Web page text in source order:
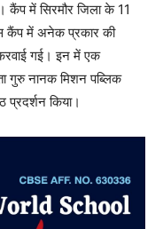
में सिरमौर जिला के 11
कैंप में अनेक प्रकार की
गई। इन में एक
गुरु नानक मिशन पब्लिक
प्रदर्शन किया।